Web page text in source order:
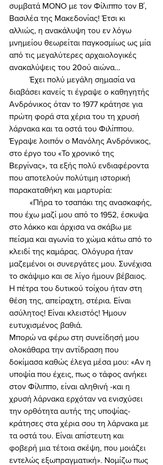
συμβατά ΜΟΝΟ με τον Φίλιππο τον Β΄,
Βασιλέα της Μακεδονίας! Έτσι κι
αλλιώς, η ανακάλυψη του εν λόγω
μνημείου θεωρείται παγκοσμίως ως μία
από τις μεγαλύτερες αρχαιολογικές
ανακαλύψεις του 20ού αιώνα…
	Έχει πολύ μεγάλη σημασία να
διαβάσει κανείς τι έγραψε ο καθηγητής
Ανδρόνικος όταν το 1977 κράτησε για
πρώτη φορά στα χέρια του τη χρυσή
λάρνακα και τα οστά του Φιλίππου.
Έγραψε λοιπόν ο Μανόλης Ανδρόνικος,
στο έργο του «Το χρονικό της
Βεργίνας», τα εξής πολύ ενδιαφέροντα
που αποτελούν πολύτιμη ιστορική
παρακαταθήκη και μαρτυρία:
που έχω μαζί μου από το 1952, έσκυψα
στο λάκκο και άρχισα να σκάβω με
πείσμα και αγωνία το χώμα κάτω από το
κλειδί της καμάρας. Ολόγυρα ήταν
μαζεμένοι οι συνεργάτες μου. Συνέχισα
το σκάψιμο και σε λίγο ήμουν βέβαιος.
Η πέτρα του δυτικού τοίχου ήταν στη
θέση της, απείραχτη, στέρια. Είναι
ασύλητος! Είναι κλειστός! Ήμουν
ευτυχισμένος βαθιά.
Μπορώ να φέρω στη συνείδησή μου
ολοκάθαρα την αντίδραση που
δοκίμασα καθώς έλεγα μέσα μου: «Αν η
υποψία που έχεις, πως ο τάφος ανήκει
στον Φίλιππο, είναι αληθινή -και η
χρυσή λάρνακα ερχόταν να ενισχύσει
την ορθότητα αυτής της υποψίας-
κράτησες στα χέρια σου τη λάρνακα με
τα οστά του. Είναι απίστευτη και
φοβερή μια τέτοια σκέψη, που μοιάζει
εντελώς εξωπραγματική». Νομίζω πως